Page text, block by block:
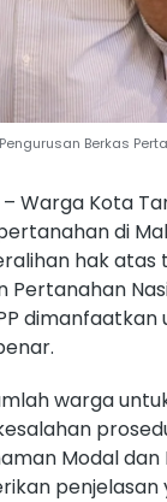
Berkas
– Warga Kota
di
hak atas
warga
Modal